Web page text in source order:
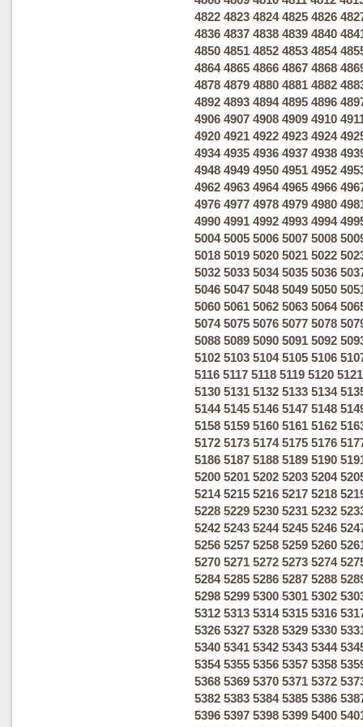
4822 4823 4824 4825 4826
4836 4837 4838 4839 4840
4850 4851 4852 4853 4854
4864 4865 4866 4867 4868
4878 4879 4880 4881 4882
4892 4893 4894 4895 4896
4906 4907 4908 4909 4910
4920 4921 4922 4923 4924
4934 4935 4936 4937 4938
4948 4949 4950 4951 4952
4962 4963 4964 4965 4966
4976 4977 4978 4979 4980
4990 4991 4992 4993 4994
5004 5005 5006 5007 5008
5018 5019 5020 5021 5022
5032 5033 5034 5035 5036
5046 5047 5048 5049 5050
5060 5061 5062 5063 5064
5074 5075 5076 5077 5078
5088 5089 5090 5091 5092
5102 5103 5104 5105 5106
5116 5117 5118 5119 5120 5121
5130 5131 5132 5133 5134
5144 5145 5146 5147 5148
5158 5159 5160 5161 5162
5172 5173 5174 5175 5176
5186 5187 5188 5189 5190
5200 5201 5202 5203 5204
5214 5215 5216 5217 5218
5228 5229 5230 5231 5232
5242 5243 5244 5245 5246
5256 5257 5258 5259 5260
5270 5271 5272 5273 5274
5284 5285 5286 5287 5288
5298 5299 5300 5301 5302
5312 5313 5314 5315 5316
5326 5327 5328 5329 5330
5340 5341 5342 5343 5344
5354 5355 5356 5357 5358
5368 5369 5370 5371 5372
5382 5383 5384 5385 5386
5396 5397 5398 5399 5400